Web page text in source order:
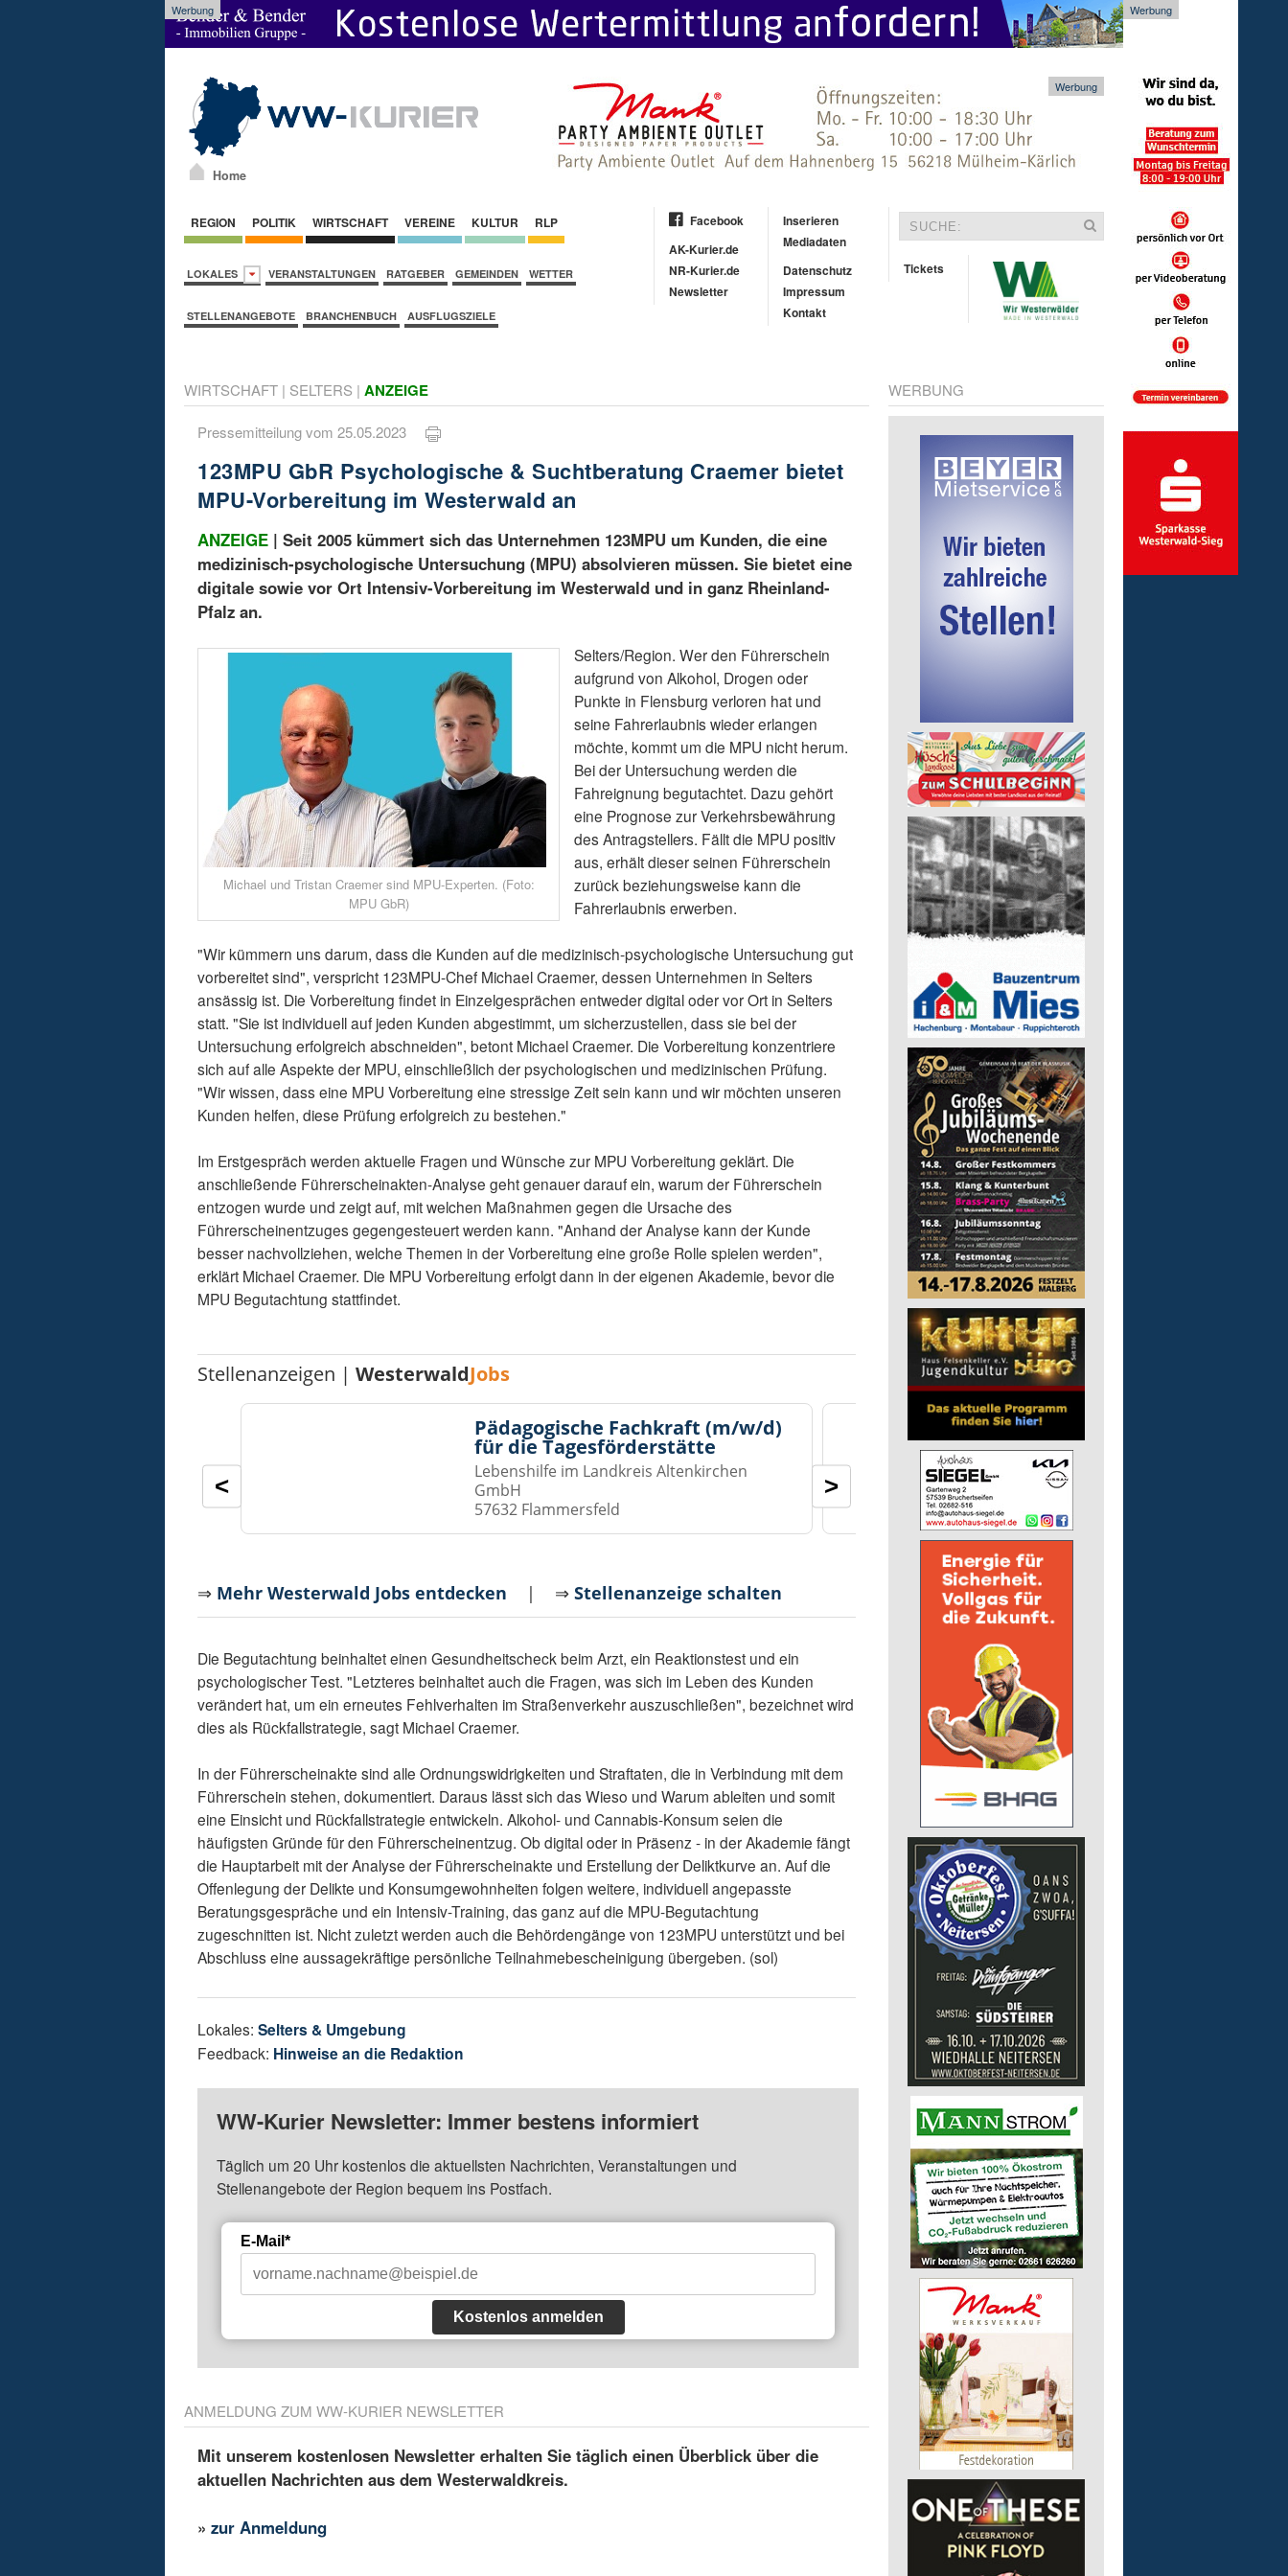
Werbung Werbung
Home
Werbung
REGION POLITIK WIRTSCHAFT VEREINE KULTUR RLP
LOKALES VERANSTALTUNGEN RATGEBER GEMEINDEN WETTER
STELLENANGEBOTE BRANCHENBUCH AUSFLUGSZIELE
Facebook
AK-Kurier.de
NR-Kurier.de
Newsletter
Inserieren
Mediadaten
Datenschutz
Impressum
Kontakt
Tickets
WIRTSCHAFT | SELTERS | ANZEIGE
Pressemitteilung vom 25.05.2023
123MPU GbR Psychologische & Suchtberatung Craemer bietet
MPU-Vorbereitung im Westerwald an
ANZEIGE | Seit 2005 kümmert sich das Unternehmen 123MPU um Kunden, die eine
medizinisch-psychologische Untersuchung (MPU) absolvieren müssen. Sie bietet eine
digitale sowie vor Ort Intensiv-Vorbereitung im Westerwald und in ganz Rheinland-
Pfalz an.
Michael und Tristan Craemer sind MPU-Experten. (Foto:
MPU GbR)
Selters/Region. Wer den Führerschein
aufgrund von Alkohol, Drogen oder
Punkte in Flensburg verloren hat und
seine Fahrerlaubnis wieder erlangen
möchte, kommt um die MPU nicht herum.
Bei der Untersuchung werden die
Fahreignung begutachtet. Dazu gehört
eine Prognose zur Verkehrsbewährung
des Antragstellers. Fällt die MPU positiv
aus, erhält dieser seinen Führerschein
zurück beziehungsweise kann die
Fahrerlaubnis erwerben.
"Wir kümmern uns darum, dass die Kunden auf die medizinisch-psychologische Untersuchung gut
vorbereitet sind", verspricht 123MPU-Chef Michael Craemer, dessen Unternehmen in Selters
ansässig ist. Die Vorbereitung findet in Einzelgesprächen entweder digital oder vor Ort in Selters
statt. "Sie ist individuell auf jeden Kunden abgestimmt, um sicherzustellen, dass sie bei der
Untersuchung erfolgreich abschneiden", betont Michael Craemer. Die Vorbereitung konzentriere
sich auf alle Aspekte der MPU, einschließlich der psychologischen und medizinischen Prüfung.
"Wir wissen, dass eine MPU Vorbereitung eine stressige Zeit sein kann und wir möchten unseren
Kunden helfen, diese Prüfung erfolgreich zu bestehen."
Im Erstgespräch werden aktuelle Fragen und Wünsche zur MPU Vorbereitung geklärt. Die
anschließende Führerscheinakten-Analyse geht genauer darauf ein, warum der Führerschein
entzogen wurde und zeigt auf, mit welchen Maßnahmen gegen die Ursache des
Führerscheinentzuges gegengesteuert werden kann. "Anhand der Analyse kann der Kunde
besser nachvollziehen, welche Themen in der Vorbereitung eine große Rolle spielen werden",
erklärt Michael Craemer. Die MPU Vorbereitung erfolgt dann in der eigenen Akademie, bevor die
MPU Begutachtung stattfindet.
Stellenanzeigen |WesterwaldJobs
Pädagogische Fachkraft (m/w/d)
für die Tagesförderstätte
Lebenshilfe im Landkreis Altenkirchen
GmbH
57632 Flammersfeld
in Vollzeit
Lebenshilfe im Landkreis
GmbH
57518 Alsdorf
< >
⇒ Mehr Westerwald Jobs entdecken | ⇒Stellenanzeige schalten
Die Begutachtung beinhaltet einen Gesundheitscheck beim Arzt, ein Reaktionstest und ein
psychologischer Test. "Letzteres beinhaltet auch die Fragen, was sich im Leben des Kunden
verändert hat, um ein erneutes Fehlverhalten im Straßenverkehr auszuschließen", bezeichnet wird
dies als Rückfallstrategie, sagt Michael Craemer.
In der Führerscheinakte sind alle Ordnungswidrigkeiten und Straftaten, die in Verbindung mit dem
Führerschein stehen, dokumentiert. Daraus lässt sich das Wieso und Warum ableiten und somit
eine Einsicht und Rückfallstrategie entwickeln. Alkohol- und Cannabis-Konsum seien die
häufigsten Gründe für den Führerscheinentzug. Ob digital oder in Präsenz - in der Akademie fängt
die Hauptarbeit mit der Analyse der Führerscheinakte und Erstellung der Deliktkurve an. Auf die
Offenlegung der Delikte und Konsumgewohnheiten folgen weitere, individuell angepasste
Beratungsgespräche und ein Intensiv-Training, das ganz auf die MPU-Begutachtung
zugeschnitten ist. Nicht zuletzt werden auch die Behördengänge von 123MPU unterstützt und bei
Abschluss eine aussagekräftige persönliche Teilnahmebescheinigung übergeben. (sol)
Lokales:Selters & Umgebung
Feedback: Hinweise an die Redaktion
WW-Kurier Newsletter: Immer bestens informiert
Täglich um 20 Uhr kostenlos die aktuellsten Nachrichten, Veranstaltungen und
Stellenangebote der Region bequem ins Postfach.
E-Mail*
Kostenlos anmelden
ANMELDUNG ZUM WW-KURIER NEWSLETTER
Mit unserem kostenlosen Newsletter erhalten Sie täglich einen Überblick über die
aktuellen Nachrichten aus dem Westerwaldkreis.
»zur Anmeldung
WERBUNG